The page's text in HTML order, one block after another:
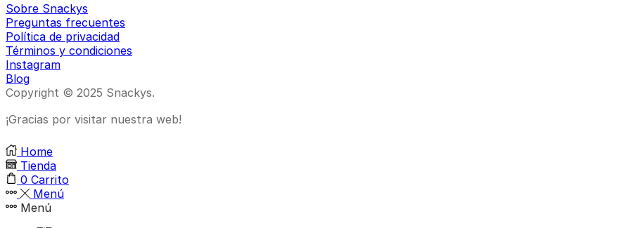
Sobre Snackys
Preguntas frecuentes
Política de privacidad
Términos y condiciones
Instagram
Blog
Copyright © 2025 Snackys.
¡Gracias por visitar nuestra web!
Home
Tienda
0 Carrito
Menú
Menú